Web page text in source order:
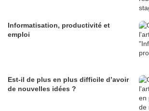
Informatisation, productivité et
emploi
Est-il de plus en plus difficile d’avoir
de nouvelles idées ?